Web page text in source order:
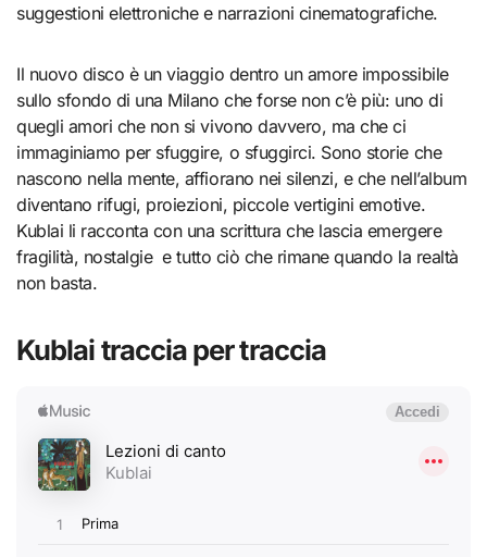
suggestioni elettroniche e narrazioni cinematografiche.
Il nuovo disco è un viaggio dentro un amore impossibile
sullo sfondo di una Milano che forse non c’è più: uno di
quegli amori che non si vivono davvero, ma che ci
immaginiamo per sfuggire, o sfuggirci. Sono storie che
nascono nella mente, affiorano nei silenzi, e che nell’album
diventano rifugi, proiezioni, piccole vertigini emotive.
Kublai li racconta con una scrittura che lascia emergere
fragilità, nostalgie e tutto ciò che rimane quando la realtà
non basta.
Kublai traccia per traccia